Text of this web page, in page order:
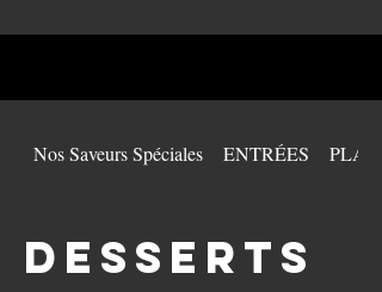
Nos Saveurs Spéciales ENTRÉES PLATS
DESSERTS